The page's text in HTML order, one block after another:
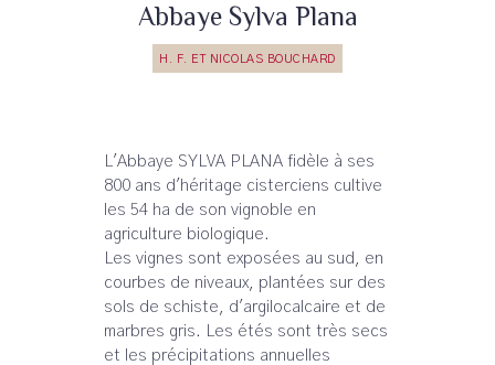
Abbaye Sylva Plana
H. F. ET NICOLAS BOUCHARD
L'Abbaye SYLVA PLANA fidèle à ses
800 ans d'héritage cisterciens cultive
les 54 ha de son vignoble en
agriculture biologique.
Les vignes sont exposées au sud, en
courbes de niveaux, plantées sur des
sols de schiste, d'argilocalcaire et de
marbres gris. Les étés sont très secs
et les précipitations annuelles